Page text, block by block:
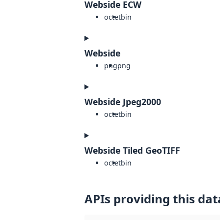
Webside ECW
octetbin
Webside
pngpng
Webside Jpeg2000
octetbin
Webside Tiled GeoTIFF
octetbin
APIs providing this